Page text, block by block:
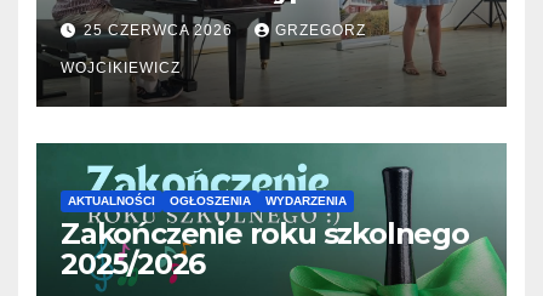
06.2026
25 CZERWCA 2026 GRZEGORZ
WOJCIKIEWICZ
AKTUALNOŚCI OGŁOSZENIA WYDARZENIA
Zakończenie roku szkolnego
2025/2026